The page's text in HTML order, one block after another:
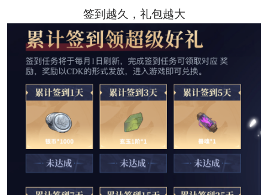
签到越久，礼包越大